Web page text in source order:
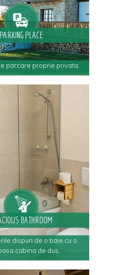
PARKING PLACE
parcare proprie privata.
BATHROOM
dispun de o baie cu o
cabina de dus.